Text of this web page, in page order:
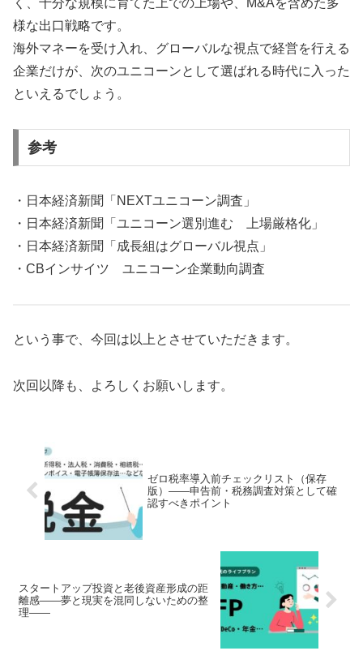
く、十分な規模に育てた上での上場や、M&Aを含めた多
様な出口戦略です。
海外マネーを受け入れ、グローバルな視点で経営を行える
企業だけが、次のユニコーンとして選ばれる時代に入った
といえるでしょう。
参考
・日本経済新聞「NEXTユニコーン調査」
・日本経済新聞「ユニコーン選別進む 上場厳格化」
・日本経済新聞「成長組はグローバル視点」
・CBインサイツ ユニコーン企業動向調査
という事で、今回は以上とさせていただきます。
次回以降も、よろしくお願いします。
ゼロ税率導入前チェックリスト（保存
版）――申告前・税務調査対策として確
認すべきポイント
スタートアップ投資と老後資産形成の距
離感――夢と現実を混同しないための整
理――